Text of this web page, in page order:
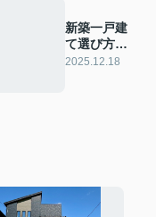
新築一戸建
て選び方！
失敗しない
2025.12.18